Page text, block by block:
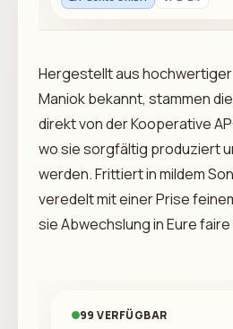
Hergestellt aus hochwertiger
Maniok bekannt, stammen
direkt von der Kooperative
wo sie sorgfältig produziert
werden. Frittiert in mildem
veredelt mit einer Prise
sie Abwechslung in Eure
99 VERFÜGBAR